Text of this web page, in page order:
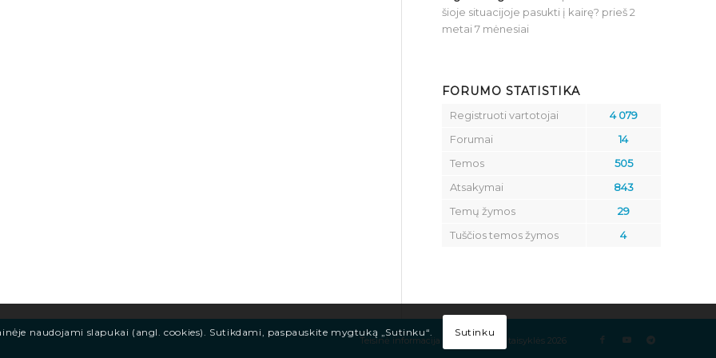
šioje situacijoje pasukti į kairę? prieš 2
metai 7 mėnesiai
FORUMO STATISTIKA
Registruoti vartotojai
4 079
Forumai
14
Temos
505
Atsakymai
843
Temų žymos
29
Tuščios temos žymos
4
Teisinė informacija Kelių eismo taisyklės 2026
naudojami slapukai (angl. cookies). Sutikdami, paspauskite mygtuką „Sutinku“. Sutinku